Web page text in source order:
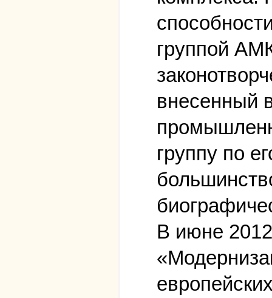
группой
внесенный
группу по
В июне